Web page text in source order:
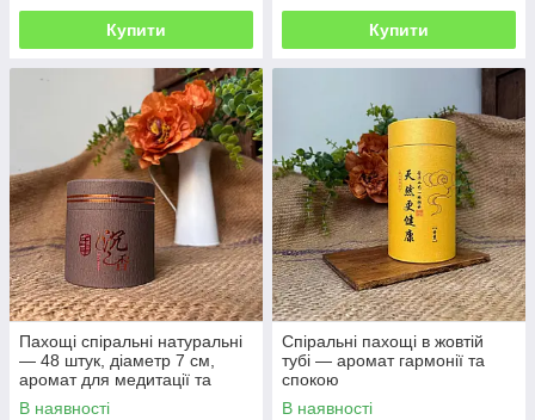
Купити Купити
Пахощі спіральні натуральні
— 48 штук, діаметр 7 см,
аромат для медитації та
релаксу
В наявності
Спіральні пахощі в жовтій
тубі — аромат гармонії та
спокою
В наявності